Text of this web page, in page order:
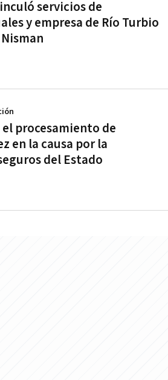
servicios de
y empresa de Río Turbio
procesamiento de
en la causa por la
del Estado